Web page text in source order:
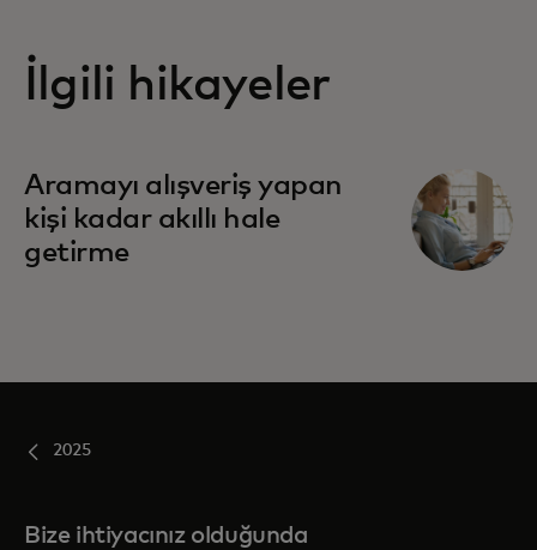
İlgili hikayeler
Aramayı alışveriş yapan
kişi kadar akıllı hale
getirme
2025
Bize ihtiyacınız olduğunda